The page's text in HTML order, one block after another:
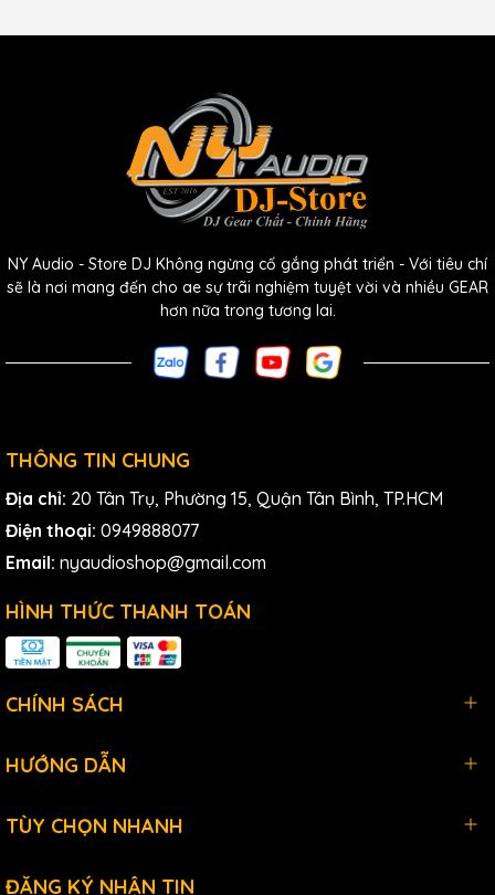
bất kỳ hệ thống âm thanh nào.
Tính năng của Yamaha DHR10 Powered
Speaker:
Class D
- Driver tần số thấp 10 inch với độ đàn hồi cao; Driver nén
- Phản ứng tần số đầy đủ từ 52Hz đến 20kHz
- Góc phủ sóng 90 độ x 60 độ đảm bảo âm thanh đồng
pha để giảm thiểu hiện tượng méo cắt
nguyên vẹn âm thanh ở mọi cường độ âm lượng
- Chế độ vận hành linh hoạt FOH/Main và Monitor
NY Audio - Store DJ Không ngừng cố gắng phát triển - Với tiêu chí
sẽ là nơi mang đến cho ae sự trãi nghiệm tuyệt vời và nhiều GEAR
hơn nữa trong tương lai.
THÔNG TIN CHUNG
Địa chỉ: 20 Tân Trụ, Phường 15, Quận Tân Bình, TP.HCM
Điện thoại: 0949888077
Email: nyaudioshop@gmail.com
HÌNH THỨC THANH TOÁN
CHÍNH SÁCH
HƯỚNG DẪN
TÙY CHỌN NHANH
ĐĂNG KÝ NHẬN TIN